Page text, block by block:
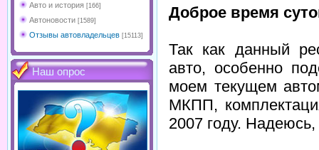
Авто и история [166]
Автоновости [1589]
Отзывы автовладельцев [15113]
Наш опрос
Доброе время
Так как данный
авто, особенно
моем текущем
МКПП,
2007 году. Надеюсь,